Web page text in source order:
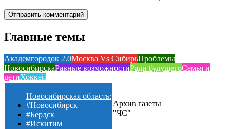
Главные темы
Академгородок 2.0Москва Vs СибирьПроблемы
НовосибирскаРавные возможностиРади будущегоСемья и
детиХоккей
Новосибирская область:
#Новосибирск
#Бердск
#Искитим
Архив газеты
"ЧС"